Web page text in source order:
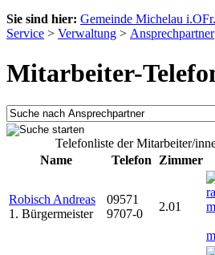
Sie sind hier: Gemeinde Michelau i.OFr.
Service > Verwaltung > Ansprechpartner
Mitarbeiter-
Telefonliste der Mitarbeiter/
Name
Telefon Zimmer
Robisch Andreas
1. Bürgermeister
09571
9707-0
2.01